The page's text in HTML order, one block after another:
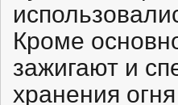
Кроме
зажигают и
хранения